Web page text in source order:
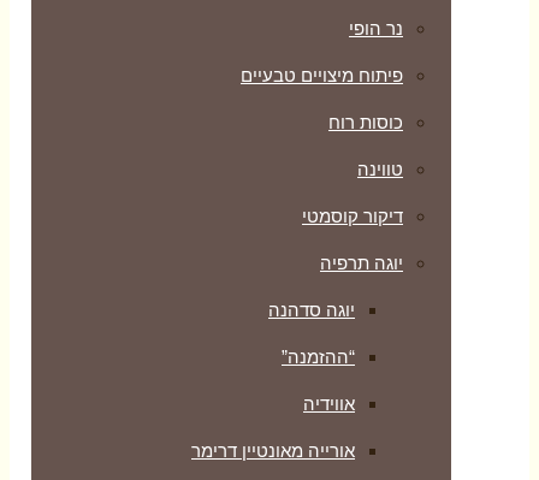
נר הופי
פיתוח מיצויים טבעיים
כוסות רוח
טווינה
דיקור קוסמטי
יוגה תרפיה
יוגה סדהנה
“ההזמנה”
אווידיה
אורייה מאונטיין דרימר